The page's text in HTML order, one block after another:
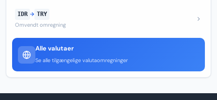
IDR → TRY
Omvendt omregning
Alle valutaer
Se alle tilgængelige valutaomregninger